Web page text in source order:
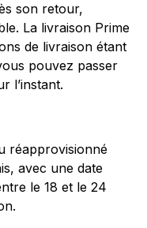
son retour,
La livraison Prime
de livraison étant
pouvez passer
l’instant.
réapprovisionné
avec une date
le 18 et le 24